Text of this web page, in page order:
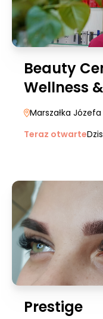
Beauty
Wellness
Marszałka
Teraz otwarte
Prestige